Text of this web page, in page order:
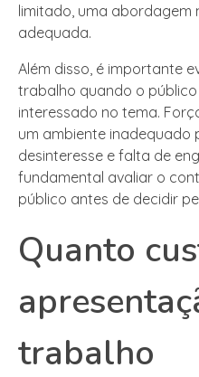
limitado, uma abordagem
adequada.
Além disso, é importante
trabalho quando o
interessado no tema.
um ambiente inadequado
desinteresse e falta de
fundamental avaliar o
público antes de decidir
Quanto
trabalho